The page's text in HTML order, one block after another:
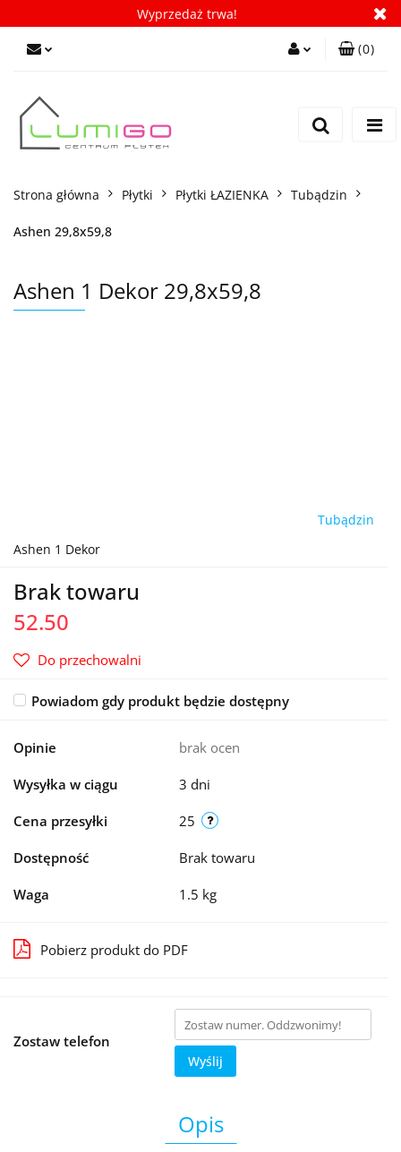
Wyprzedaż trwa!
(0)
Strona główna Płytki Płytki ŁAZIENKA Tubądzin
Ashen 29,8x59,8
Ashen 1 Dekor 29,8x59,8
Tubądzin
Ashen 1 Dekor
Brak towaru
52.50
Do przechowalni
Powiadom gdy produkt będzie dostępny
Opinie brak ocen
Wysyłka w ciągu 3 dni
Cena przesyłki 25
Dostępność Brak towaru
Waga 1.5 kg
Pobierz produkt do PDF
Zostaw telefon
Wyślij
Opis